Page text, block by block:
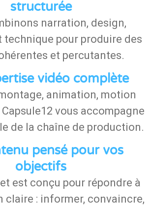
structurée
narration, design,
pour produire des
et percutantes.
vidéo complète
animation, motion
Capsule12 vous accompagne
de la chaîne de production.
pensé pour vos
objectifs
est conçu pour répondre à
claire : informer, convaincre,